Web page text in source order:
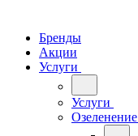
Бренды
Акции
Услуги
Услуги
Озеленение